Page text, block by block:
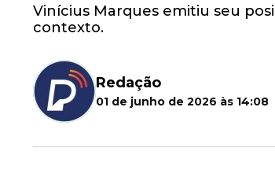
Vinícius Marques emitiu seu
contexto.
Redação
01 de junho de 2026 às